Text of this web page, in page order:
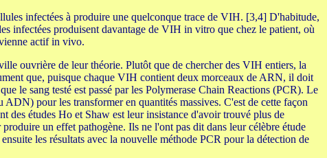
infectées à produire une quelconque trace de VIH. [3,4] D'habitude,
infectées produisent davantage de VIH in vitro que chez le patient, où
actif in vivo.
ouvrière de leur théorie. Plutôt que de chercher des VIH entiers, la
que, puisque chaque VIH contient deux morceaux de ARN, il doit
le sang testé est passé par les Polymerase Chain Reactions (PCR). Le
pour les transformer en quantités massives. C'est de cette façon
des études Ho et Shaw est leur insistance d'avoir trouvé plus de
un effet pathogène. Ils ne l'ont pas dit dans leur célèbre étude
les résultats avec la nouvelle méthode PCR pour la détection de